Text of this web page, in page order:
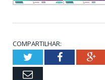
COMPARTILHAR:
TwitterFacebook
Email